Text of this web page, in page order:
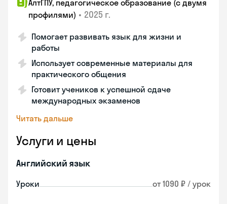
АлтГПУ, педагогическое образование (с двумя
профилями) • 2025 г.
Помогает развивать язык для жизни и
работы
Использует современные материалы для
практического общения
Готовит учеников к успешной сдаче
международных экзаменов
Читать дальше
Услуги и цены
Английский язык
Уроки от 1090 ₽ / урок